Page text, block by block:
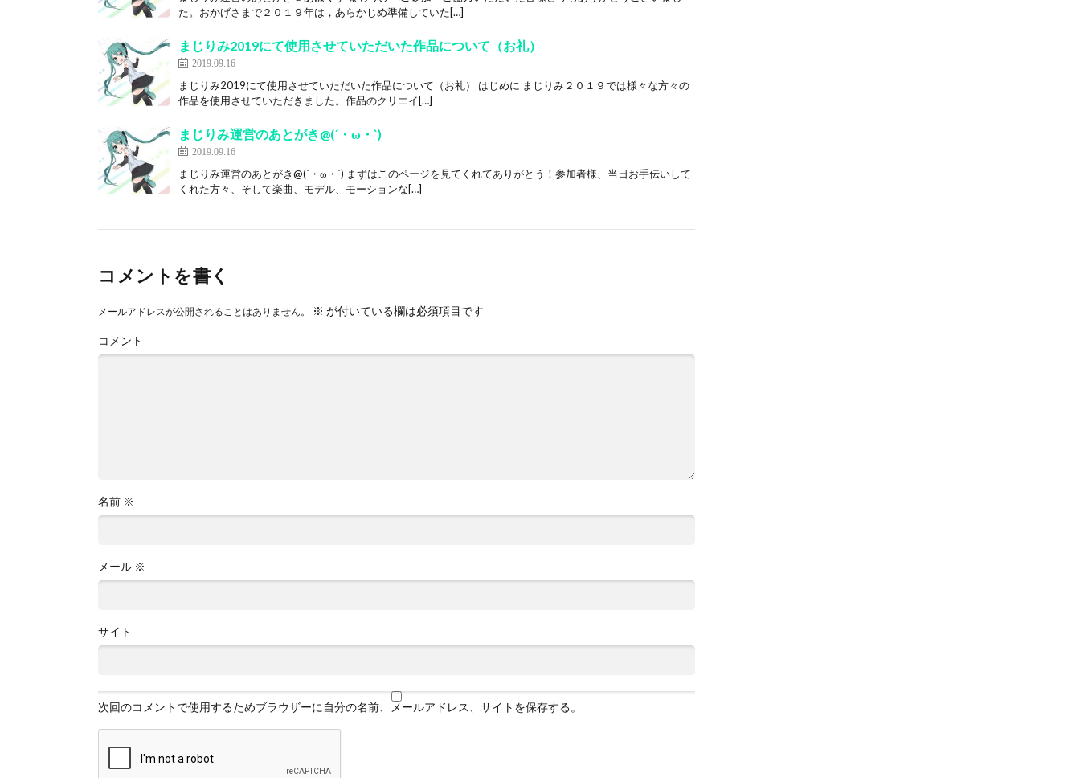
た。おかげさまで２０１９年は，あらかじめ準備していた[…]
まじりみ2019にて使用させていただいた作品について（お礼）
2019.09.16
まじりみ2019にて使用させていただいた作品について（お礼） はじめに まじりみ２０１９では様々な方々の
作品を使用させていただきました。作品のクリエイ[…]
まじりみ運営のあとがき@(´・ω・`)
2019.09.16
まじりみ運営のあとがき@(´・ω・`) まずはこのページを見てくれてありがとう！参加者様、当日お手伝いして
くれた方々、そして楽曲、モデル、モーションな[…]
コメントを書く
メールアドレスが公開されることはありません。 ※ が付いている欄は必須項目です
コメント
名前 ※
メール ※
サイト
次回のコメントで使用するためブラウザーに自分の名前、メールアドレス、サイトを保存する。